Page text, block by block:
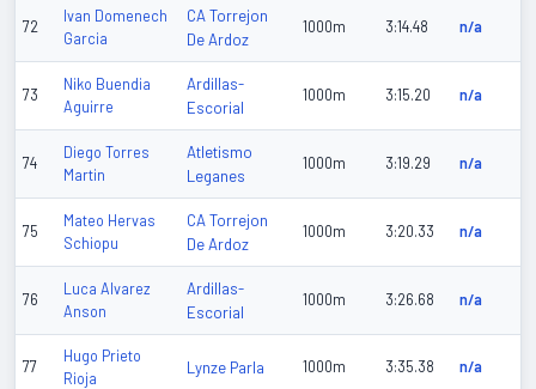
72
Ivan Domenech
Garcia
CA Torrejon
De Ardoz
1000m 3:14.48 n/a
73
Niko Buendia
Aguirre
Ardillas-
Escorial
1000m 3:15.20 n/a
74
Diego Torres
Martin
Atletismo
Leganes
1000m 3:19.29 n/a
75
Mateo Hervas
Schiopu
CA Torrejon
De Ardoz
1000m 3:20.33 n/a
76
Luca Alvarez
Anson
Ardillas-
Escorial
1000m 3:26.68 n/a
77
Hugo Prieto
Rioja
Lynze Parla 1000m 3:35.38 n/a